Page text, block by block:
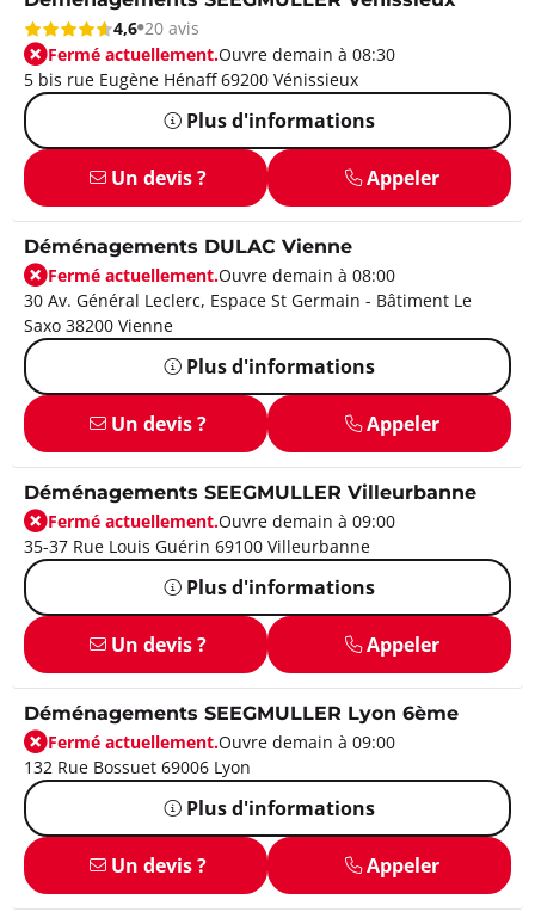
4,6 20 avis
Fermé actuellement.Ouvre demain à 08:30
5 bis rue Eugène Hénaff 69200 Vénissieux
Plus d'informations
Un devis ? Appeler
Déménagements DULAC Vienne
Fermé actuellement.Ouvre demain à 08:00
30 Av. Général Leclerc, Espace St Germain - Bâtiment Le
Saxo 38200 Vienne
Plus d'informations
Un devis ? Appeler
Déménagements SEEGMULLER Villeurbanne
Fermé actuellement.Ouvre demain à 09:00
35-37 Rue Louis Guérin 69100 Villeurbanne
Plus d'informations
Un devis ? Appeler
Déménagements SEEGMULLER Lyon 6ème
Fermé actuellement.Ouvre demain à 09:00
132 Rue Bossuet 69006 Lyon
Plus d'informations
Un devis ? Appeler